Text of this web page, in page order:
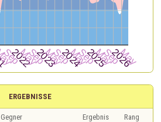
ERGEBNISSE
Gegner Ergebnis
Rang